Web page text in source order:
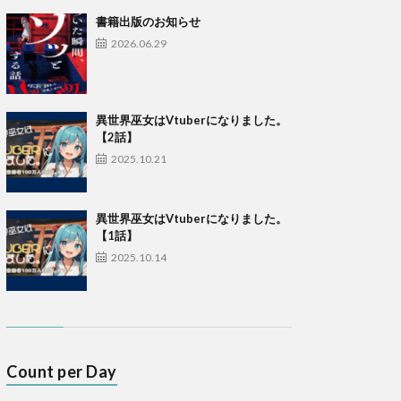
書籍出版のお知らせ
2026.06.29
異世界巫女はVtuberになりました。
【2話】
2025.10.21
異世界巫女はVtuberになりました。
【1話】
2025.10.14
Count per Day